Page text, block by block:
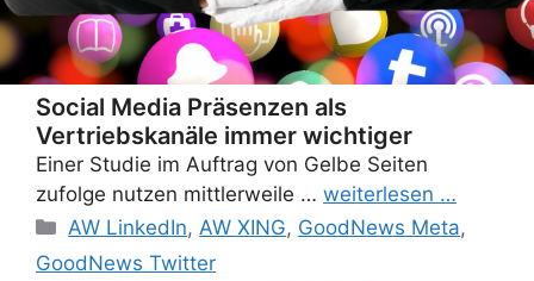
Social Media Präsenzen als
Vertriebskanäle immer wichtiger
Einer Studie im Auftrag von Gelbe Seiten
zufolge nutzen mittlerweile … weiterlesen …
Categories
AW LinkedIn,AW XING, GoodNews Meta,
GoodNews Twitter